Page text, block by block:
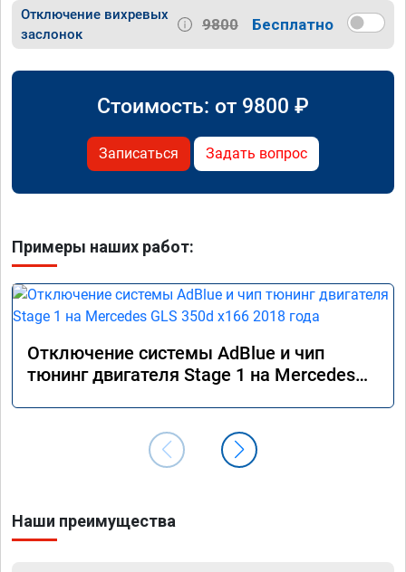
Отключение вихревых
заслонок
9800 Бесплатно
Стоимость: от 9800 ₽
Записаться Задать вопрос
Примеры наших работ:
Отключение системы AdBlue и чип
тюнинг двигателя Stage 1 на Mercedes
Наши преимущества